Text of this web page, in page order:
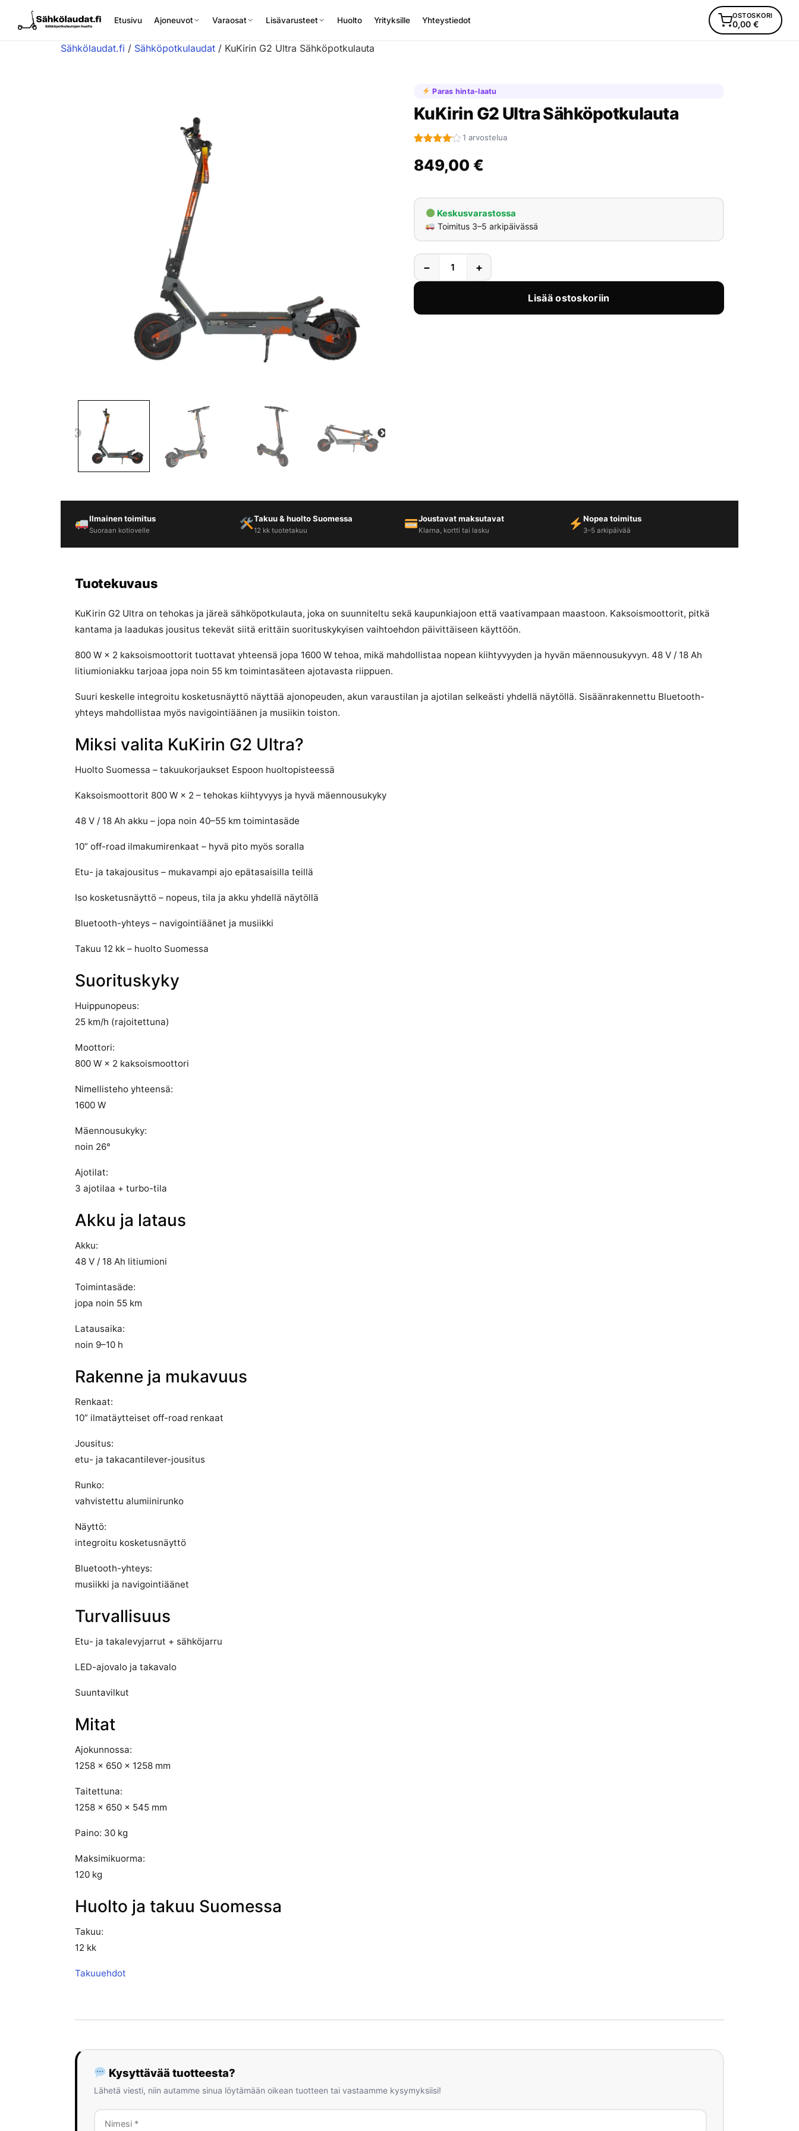
Etusivu Ajoneuvot Varaosat Lisävarusteet Huolto Yrityksille Yhteystiedot OSTOSKORI
0,00 €
Sähkölaudat.fi / Sähköpotkulaudat / KuKirin G2 Ultra Sähköpotkulauta
Paras hinta-laatu
KuKirin G2 Ultra Sähköpotkulauta
4.00
5:stä
arvotukseen.
1 arvostelua
849,00 €
Keskusvarastossa
Toimitus 3–5 arkipäivässä
− +
Lisää ostoskoriin
Ilmainen toimitus
Suoraan kotiovelle
Takuu & huolto Suomessa
12 kk tuotetakuu
Joustavat maksutavat
Klarna, kortti tai lasku
Nopea toimitus
3–5 arkipäivää
Tuotekuvaus
KuKirin G2 Ultra on tehokas ja järeä sähköpotkulauta, joka on suunniteltu sekä kaupunkiajoon että vaativampaan maastoon. Kaksoismoottorit, pitkä
kantama ja laadukas jousitus tekevät siitä erittäin suorituskykyisen vaihtoehdon päivittäiseen käyttöön.
800 W × 2 kaksoismoottorit tuottavat yhteensä jopa 1600 W tehoa, mikä mahdollistaa nopean kiihtyvyyden ja hyvän mäennousukyvyn. 48 V / 18 Ah
litiumioniakku tarjoaa jopa noin 55 km toimintasäteen ajotavasta riippuen.
Suuri keskelle integroitu kosketusnäyttö näyttää ajonopeuden, akun varaustilan ja ajotilan selkeästi yhdellä näytöllä. Sisäänrakennettu Bluetooth-
yhteys mahdollistaa myös navigointiäänen ja musiikin toiston.
Miksi valita KuKirin G2 Ultra?
Huolto Suomessa – takuukorjaukset Espoon huoltopisteessä
Kaksoismoottorit 800 W × 2 – tehokas kiihtyvyys ja hyvä mäennousukyky
48 V / 18 Ah akku – jopa noin 40–55 km toimintasäde
10” off-road ilmakumirenkaat – hyvä pito myös soralla
Etu- ja takajousitus – mukavampi ajo epätasaisilla teillä
Iso kosketusnäyttö – nopeus, tila ja akku yhdellä näytöllä
Bluetooth-yhteys – navigointiäänet ja musiikki
Takuu 12 kk – huolto Suomessa
Suorituskyky
Huippunopeus:
25 km/h (rajoitettuna)
Moottori:
800 W × 2 kaksoismoottori
Nimellisteho yhteensä:
1600 W
Mäennousukyky:
noin 26°
Ajotilat:
3 ajotilaa + turbo-tila
Akku ja lataus
Akku:
48 V / 18 Ah litiumioni
Toimintasäde:
jopa noin 55 km
Latausaika:
noin 9–10 h
Rakenne ja mukavuus
Renkaat:
10” ilmatäytteiset off-road renkaat
Jousitus:
etu- ja takacantilever-jousitus
Runko:
vahvistettu alumiinirunko
Näyttö:
integroitu kosketusnäyttö
Bluetooth-yhteys:
musiikki ja navigointiäänet
Turvallisuus
Etu- ja takalevyjarrut + sähköjarru
LED-ajovalo ja takavalo
Suuntavilkut
Mitat
Ajokunnossa:
1258 × 650 × 1258 mm
Taitettuna:
1258 × 650 × 545 mm
Paino: 30 kg
Maksimikuorma:
120 kg
Huolto ja takuu Suomessa
Takuu:
12 kk
Takuuehdot
Kysyttävää tuotteesta?
Lähetä viesti, niin autamme sinua löytämään oikean tuotteen tai vastaamme kysymyksiisi!